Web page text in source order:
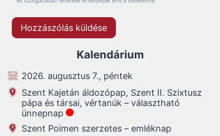
Kalendárium
2026. augusztus 7., péntek
Szent Kajetán áldozópap, Szent II. Szixtusz
pápa és társai, vértanúk – választható
ünnepnap
Szent Poimen szerzetes – emléknap